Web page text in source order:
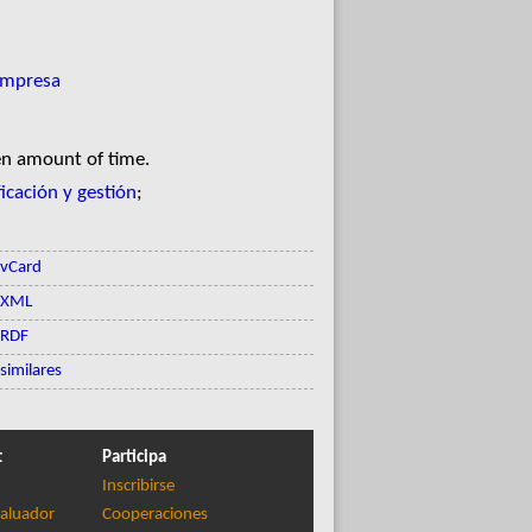
amount of time.
y gestión;
vCard
XML
RDF
similares
Participa
Inscribirse
Cooperaciones